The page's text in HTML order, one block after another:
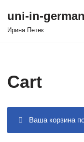
Перейти
uni-in-
Иринa Петек
Cart
Ваша корзина